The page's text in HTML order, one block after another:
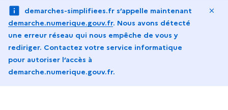
demarches-simplifiees.fr s’appelle maintenant
demarche.numerique.gouv.fr. Nous avons détecté
une erreur réseau qui nous empêche de vous y
rediriger. Contactez votre service informatique
pour autoriser l‘accès à
demarche.numerique.gouv.fr.